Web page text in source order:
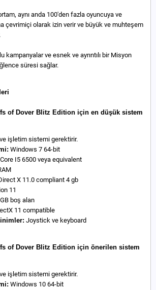
aynı anda 100'den fazla oyuncuya ve
çevrimiçi olarak izin verir ve büyük ve muhteşem
kampanyalar ve esnek ve ayrıntılı bir Misyon
süresi sağlar.
of Dover Blitz Edition için en düşük sistem
işletim sistemi gerektirir.
Windows 7 64-bit
I5 6500 veya equivalent
X 11.0 compliant 4 gb
11
boş alan
11 compatible
Joystick ve keyboard
of Dover Blitz Edition için önerilen sistem
işletim sistemi gerektirir.
Windows 10 64-bit